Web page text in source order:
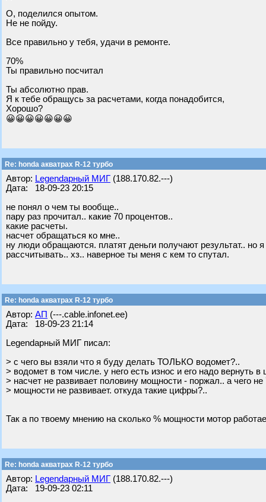
О, поделился опытом.
Не не пойду.
Все правильно у тебя, удачи в ремонте.
70%
Ты правильно посчитал
Ты абсолютно прав.
Я к тебе обращусь за расчетами, когда понадобится,
Хорошо?
😀😀😀😀😀😀😀
Re: honda акватрах R-12 турбо
Автор: Legendарный МИГ (188.170.82.---)
Дата: 18-09-23 20:15
не понял о чем ты вообще..
пару раз прочитал.. какие 70 процентов..
какие расчеты.
насчет обращаться ко мне..
ну люди обращаются. платят деньги получают результат.. но
рассчитывать.. хз.. наверное ты меня с кем то спутал.
Re: honda акватрах R-12 турбо
Автор: АП (---.cable.infonet.ee)
Дата: 18-09-23 21:14
Legendарный МИГ писал:
> с чего вы взяли что я буду делать ТОЛЬКО водомет?..
> водомет в том числе. у него есть износ и его надо вернуть
> насчет не развивает половину мощности - поржал.. а чего не
> мощности не развивает. откуда такие цифры?..
Так а по твоему мнению на сколько % мощности мотор
Re: honda акватрах R-12 турбо
Автор: Legendарный МИГ (188.170.82.---)
Дата: 19-09-23 02:11